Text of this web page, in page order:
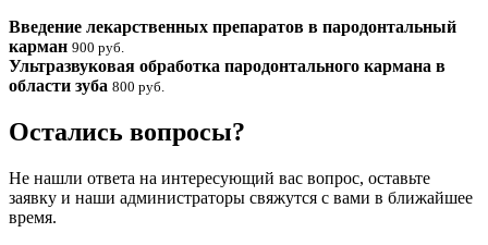
Введение лекарственных препаратов в пародонтальный
карман 900 руб.
Ультразвуковая обработка пародонтального кармана в
области зуба 800 руб.
Остались вопросы?
Не нашли ответа на интересующий вас вопрос, оставьте
заявку и наши администраторы свяжутся с вами в ближайшее
время.